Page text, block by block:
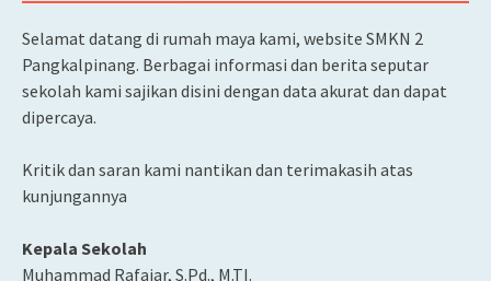
Selamat datang di rumah maya kami, website SMKN 2
Pangkalpinang. Berbagai informasi dan berita seputar
sekolah kami sajikan disini dengan data akurat dan dapat
dipercaya.
Kritik dan saran kami nantikan dan terimakasih atas
kunjungannya
Kepala Sekolah
Muhammad Rafajar, S.Pd., M.TI.